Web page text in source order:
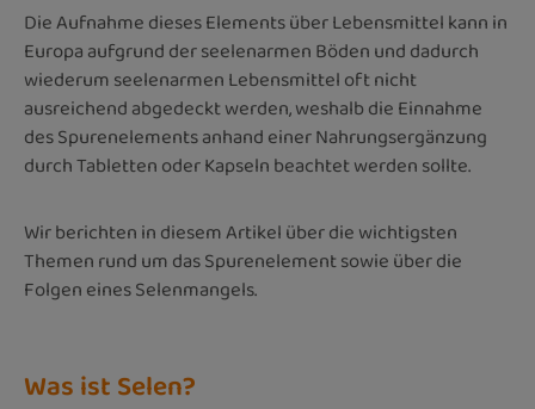
Die Aufnahme dieses Elements über Lebensmittel kann in
Europa aufgrund der seelenarmen Böden und dadurch
wiederum seelenarmen Lebensmittel oft nicht
ausreichend abgedeckt werden, weshalb die Einnahme
des Spurenelements anhand einer Nahrungsergänzung
durch Tabletten oder Kapseln beachtet werden sollte.
Wir berichten in diesem Artikel über die wichtigsten
Themen rund um das Spurenelement sowie über die
Folgen eines Selenmangels.
Was ist Selen?